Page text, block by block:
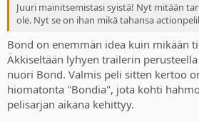
Juuri mainitsemistasi syistä! Nyt mitään
ole. Nyt se on ihan mikä tahansa
Bond on enemmän idea kuin mikään
Äkkiseltään lyhyen trailerin
nuori Bond. Valmis peli sitten kertoo
hiomatonta "Bondia", jota kohti
pelisarjan aikana kehittyy.